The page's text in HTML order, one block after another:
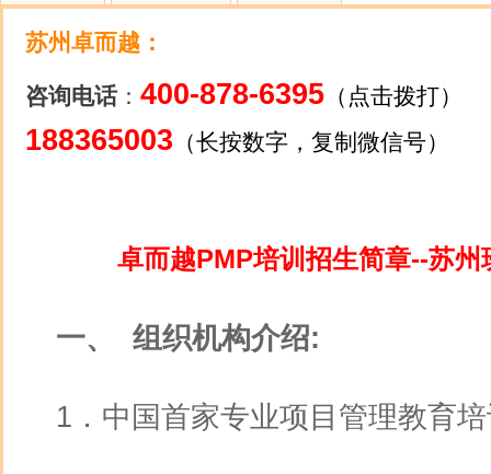
苏州卓而越 ：
咨询电话： 400-878-6395 （点击拨打）
188365003 （长按数字，复制微信号）
卓而越PMP培训招生简章--苏州
一、 组织机构介绍:
1．中国首家专业项目管理教育